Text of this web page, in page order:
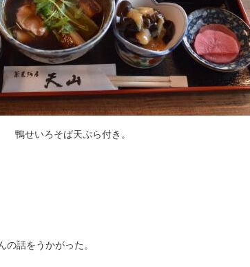
鴨せいろそば天ぷら付き。
話をうかがった。